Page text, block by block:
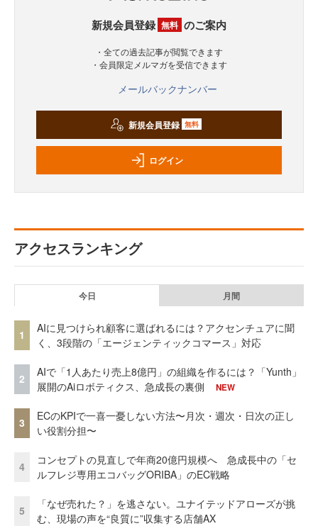
新規会員登録 無料 のご案内
・全ての過去記事が閲覧できます
・会員限定メルマガを受信できます
メールバックナンバー
新規会員登録 無料
ログイン
アクセスランキング
今日 月間
1
AIに見つけられ顧客に選ばれるには？アクセンチュアに聞
く、3段階の「エージェンティックコマース」対応
2
AIで「1人あたり売上8億円」の組織を作るには？「Yunth」
展開のAiロボティクス、急成長の裏側
NEW
3
ECのKPIで一喜一憂しない方法〜月次・週次・日次の正し
い役割分担〜
4
コンセプトの見直しで年商20億円規模へ 急成長中の「セ
ルフレジ専用エコバッグORIBA」のEC戦略
5
「なぜ売れた？」を逃さない。ユナイテッドアローズが挑
む、現場の声を“良質に”収集する店舗AX